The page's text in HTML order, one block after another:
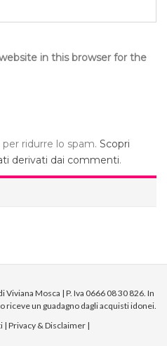
in this browser for the
ridurre lo spam. Scopri
derivati dai commenti.
Mosca | P. Iva 0666 08 30 826. In
un guadagno dagli acquisti idonei.
| Privacy & Disclaimer |